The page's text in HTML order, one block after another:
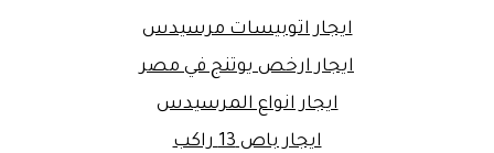
ايجار اتوبيسات مرسيدس
ايجار ارخص يوتنج في مصر
ايجار انواع المرسيدس
ايجار باص 13 راكب